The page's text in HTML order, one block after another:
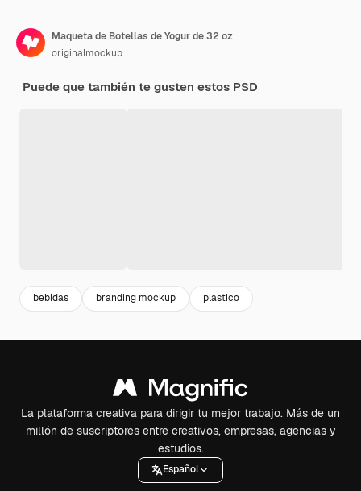
Maqueta de Botellas de Yogur de 32 oz
originalmockup
Puede que también te gusten estos PSD
bebidas branding mockup plastico
La plataforma creativa para dirigir tu mejor trabajo. Más de un
millón de suscriptores entre creativos, empresas, agencias y
estudios.
Español